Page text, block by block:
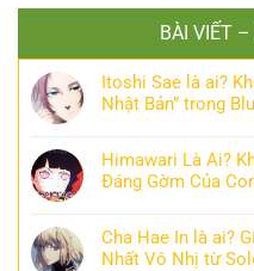
BÀI VIẾT
Itoshi Sae là ai?
Nhật Bản” trong
Himawari Là Ai?
Đáng Gờm Của
Cha Hae In là ai?
Nhất Vô Nhị từ